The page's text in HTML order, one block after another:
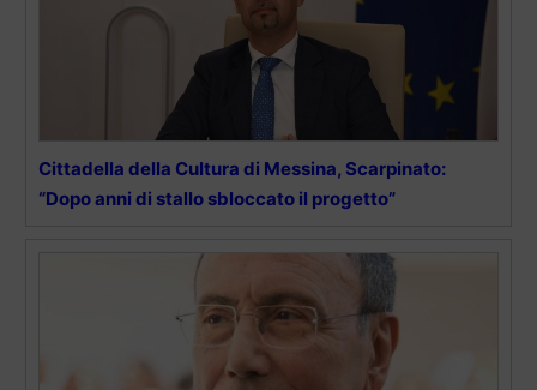
Cittadella della Cultura di Messina, Scarpinato:
“Dopo anni di stallo sbloccato il progetto”